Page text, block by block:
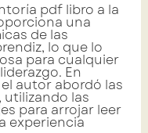
pdf libro a la
una
de las
lo que lo
para cualquier
En
autor abordó las
utilizando las
para arrojar leer
experiencia